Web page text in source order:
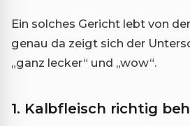
Ein solches Gericht lebt von
genau da zeigt sich der
„ganz lecker“ und „wow“.
1. Kalbfleisch richtig